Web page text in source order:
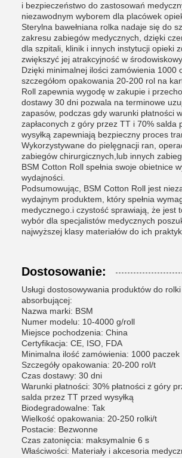
i bezpieczeństwo do zastosowań
niezawodnym wyborem dla placówek
Sterylna bawełniana rolka nadaje się do
zakresu zabiegów medycznych, dzięki
dla szpitali, klinik i innych instytucji opieki
zwiększyć jej atrakcyjność w
Dzięki minimalnej ilości zamówienia 1000
szczegółom opakowania 20-200 rol na
Roll zapewnia wygodę w zakupie i
dostawy 30 dni pozwala na terminowe
zapasów, podczas gdy warunki płatności
zapłaconych z góry przez TT i 70% salda
wysyłką zapewniają bezpieczny proces
Wykorzystywane do pielęgnacji ran,
zabiegów chirurgicznych,lub innych
BSM Cotton Roll spełnia swoje obietnice
wydajności.
Podsumowując, BSM Cotton Roll jest
wydajnym produktem, który spełnia
medycznego.i czystość sprawiają, że jest
wybór dla specjalistów medycznych
najwyższej klasy materiałów do ich praktyk.
Dostosowanie:
Usługi dostosowywania produktów do rolki
absorbującej:
Nazwa marki: BSM
Numer modelu: 10-4000 g/roll
Miejsce pochodzenia: China
Certyfikacja: CE, ISO, FDA
Minimalna ilość zamówienia: 1000 paczek
Szczegóły opakowania: 20-200 rol/t
Czas dostawy: 30 dni
Warunki płatności: 30% płatności z góry
salda przez TT przed wysyłką
Biodegradowalne: Tak
Wielkość opakowania: 20-250 rolki/t
Postacie: Bezwonne
Czas zatonięcia: maksymalnie 6 s
Właściwości: Materiały i akcesoria